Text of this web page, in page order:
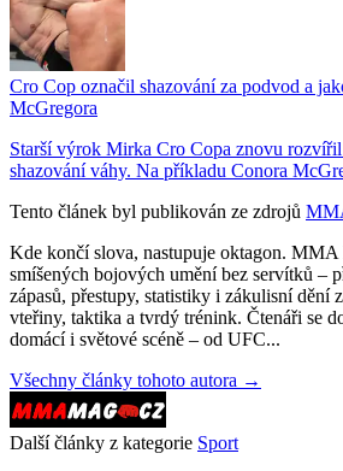
Cro Cop označil shazování za podvod a
McGregora
Starší výrok Mirka Cro Copa znovu
shazování váhy. Na příkladu Conora
Tento článek byl publikován ze zdrojů
Kde končí slova, nastupuje oktagon. MMA
smíšených bojových umění bez servítků –
zápasů, přestupy, statistiky i zákulisní dění
vteřiny, taktika a tvrdý trénink. Čtenáři se
domácí i světové scéně – od UFC...
Všechny články tohoto autora →
Další články z kategorie Sport